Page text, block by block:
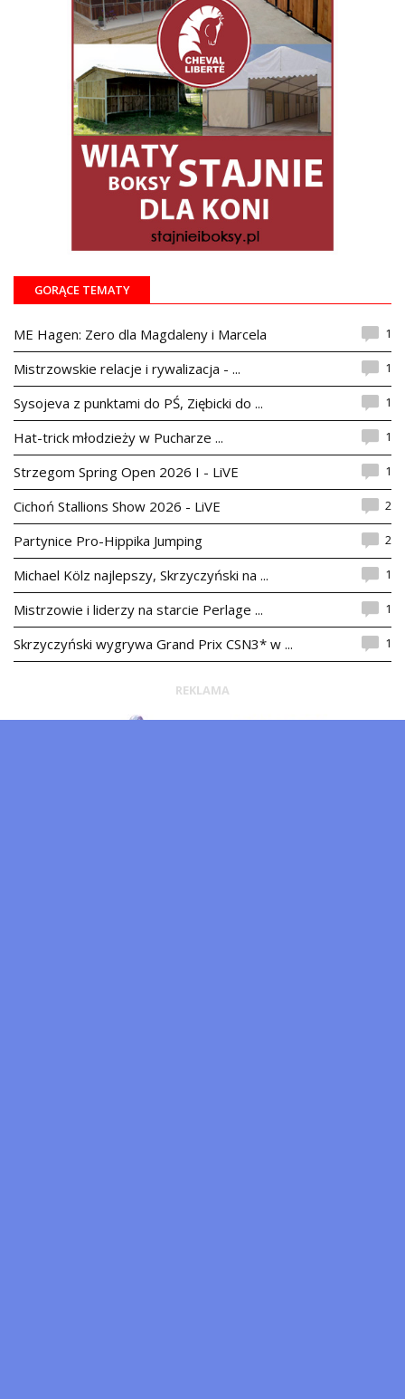
GORĄCE TEMATY
ME Hagen: Zero dla Magdaleny i Marcela 1
Mistrzowskie relacje i rywalizacja - ... 1
Sysojeva z punktami do PŚ, Ziębicki do ... 1
Hat-trick młodzieży w Pucharze ... 1
Strzegom Spring Open 2026 I - LiVE 1
Cichoń Stallions Show 2026 - LiVE 2
Partynice Pro-Hippika Jumping 2
Michael Kölz najlepszy, Skrzyczyński na ... 1
Mistrzowie i liderzy na starcie Perlage ... 1
Skrzyczyński wygrywa Grand Prix CSN3* w ... 1
REKLAMA